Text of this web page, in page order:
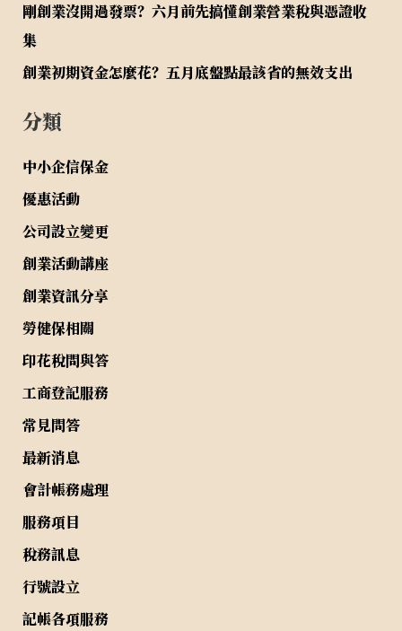
剛創業沒開過發票？六月前先搞懂創業營業稅與憑證收
集
創業初期資金怎麼花？五月底盤點最該省的無效支出
分類
中小企信保金
優惠活動
公司設立變更
創業活動講座
創業資訊分享
勞健保相關
印花稅問與答
工商登記服務
常見問答
最新消息
會計帳務處理
服務項目
稅務訊息
行號設立
記帳各項服務